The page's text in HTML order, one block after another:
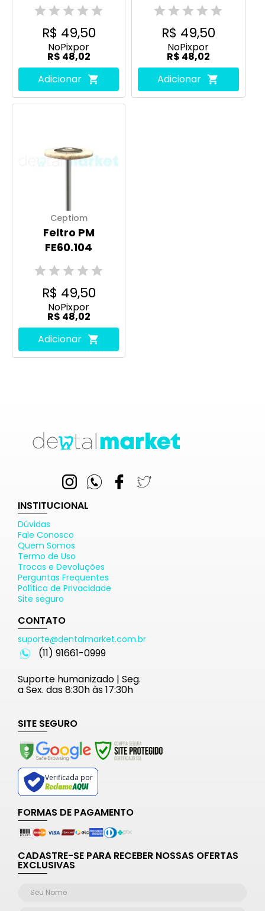
R$ 49,50
NoPixpor
R$ 48,02
Adicionar
R$ 49,50
NoPixpor
R$ 48,02
Adicionar
Ceptiom
Feltro PM
FE60.104
R$ 49,50
NoPixpor
R$ 48,02
Adicionar
INSTITUCIONAL
Dúvidas
Fale Conosco
Quem Somos
Termo de Uso
Trocas e Devoluções
Perguntas Frequentes
Política de Privacidade
Site seguro
CONTATO
suporte@dentalmarket.com.br
(11) 91661-0999
Suporte humanizado | Seg.
a Sex. das 8:30h às 17:30h
SITE SEGURO
Verificada por
FORMAS DE PAGAMENTO
CADASTRE-SE PARA RECEBER NOSSAS OFERTAS
EXCLUSIVAS